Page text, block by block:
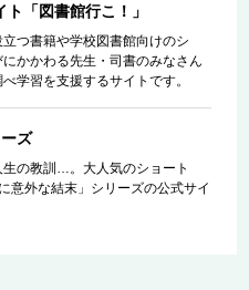
「図書館行こ！」
つ書籍や学校図書館向けのシ
かかわる先生・司書のみなさん
学習を支援するサイトです。
ズ
の教訓…。大人気のショート
外な結末」シリーズの公式サイ